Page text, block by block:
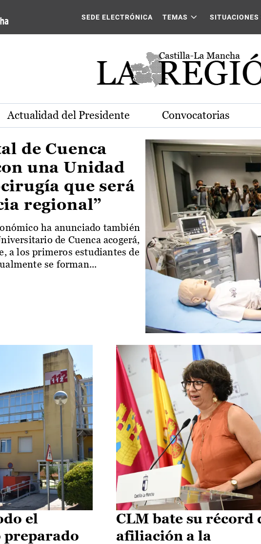
de Castilla-La Mancha
SEDE ELECTRÓNICA TEMAS SITUACIONES
Actualidad del Presidente Convocatorias
de Cuenca
una Unidad
que será
regional”
ha anunciado también
de Cuenca acogerá,
a los primeros estudiantes de
se forman...
el
preparado
CLM bate su récord
afiliación a la